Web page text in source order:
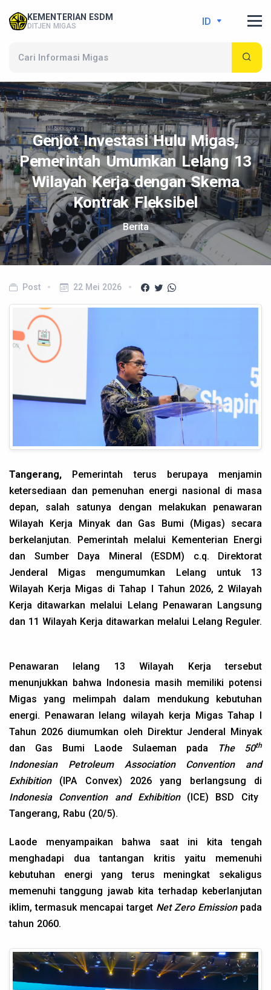
KEMENTERIAN ESDM
DITJEN MIGAS ID
Genjot Investasi Hulu Migas,
Pemerintah Umumkan Lelang 13
Wilayah Kerja dengan Skema
Kontrak Fleksibel
Berita
Post 22 Mei 2026
Tangerang, Pemerintah terus berupaya menjamin
ketersediaan dan pemenuhan energi nasional di masa
depan, salah satunya dengan melakukan penawaran
Wilayah Kerja Minyak dan Gas Bumi (Migas) secara
berkelanjutan. Pemerintah melalui Kementerian Energi
dan Sumber Daya Mineral (ESDM) c.q. Direktorat
Jenderal Migas mengumumkan Lelang untuk 13
Wilayah Kerja Migas di Tahap I Tahun 2026, 2 Wilayah
Kerja ditawarkan melalui Lelang Penawaran Langsung
dan 11 Wilayah Kerja ditawarkan melalui Lelang Reguler.
Penawaran lelang 13 Wilayah Kerja tersebut
menunjukkan bahwa Indonesia masih memiliki potensi
Migas yang melimpah dalam mendukung kebutuhan
energi. Penawaran lelang wilayah kerja Migas Tahap I
Tahun 2026 diumumkan oleh Direktur Jenderal Minyak
dan Gas Bumi Laode Sulaeman pada
The 50th
Indonesian Petroleum Association Convention and
Exhibition (IPA Convex) 2026 yang berlangsung di
Indonesia Convention and Exhibition (ICE) BSD City
Tangerang, Rabu (20/5).
Laode menyampaikan bahwa saat ini kita tengah
menghadapi dua tantangan kritis yaitu memenuhi
kebutuhan energi yang terus meningkat sekaligus
memenuhi tanggung jawab kita terhadap keberlanjutan
iklim, termasuk mencapai target Net Zero Emissionpada
tahun 2060.